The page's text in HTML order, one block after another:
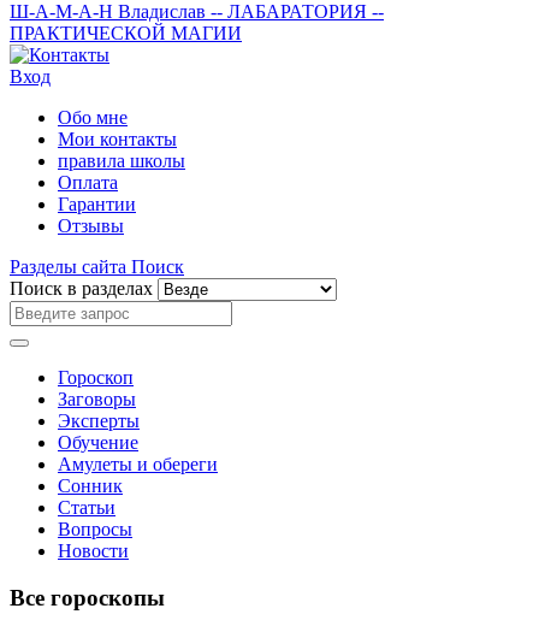
Ш-А-М-А-Н Владислав -- ЛАБАРАТОРИЯ --
ПРАКТИЧЕСКОЙ МАГИИ
Вход
Обо мне
Мои контакты
правила школы
Оплата
Гарантии
Отзывы
Разделы сайта Поиск
Поиск в разделах
Гороскоп
Заговоры
Эксперты
Обучение
Амулеты и обереги
Сонник
Статьи
Вопросы
Новости
Все гороскопы